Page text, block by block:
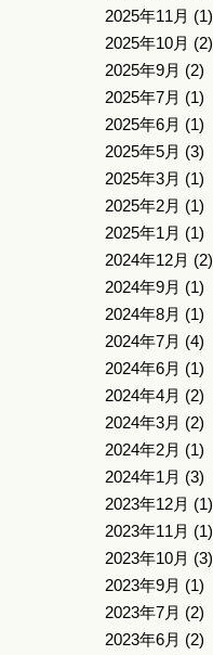
2025年11月 (1)
2025年10月 (2)
2025年9月 (2)
2025年7月 (1)
2025年6月 (1)
2025年5月 (3)
2025年3月 (1)
2025年2月 (1)
2025年1月 (1)
2024年12月 (2)
2024年9月 (1)
2024年8月 (1)
2024年7月 (4)
2024年6月 (1)
2024年4月 (2)
2024年3月 (2)
2024年2月 (1)
2024年1月 (3)
2023年12月 (1)
2023年11月 (1)
2023年10月 (3)
2023年9月 (1)
2023年7月 (2)
2023年6月 (2)